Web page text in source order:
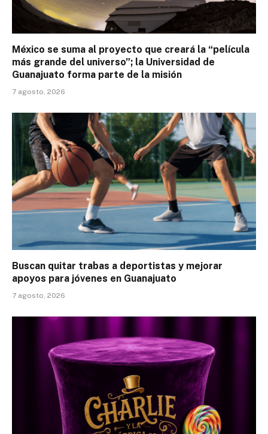
México se suma al proyecto que creará la “película
más grande del universo”; la Universidad de
Guanajuato forma parte de la misión
7 agosto, 2026
Buscan quitar trabas a deportistas y mejorar
apoyos para jóvenes en Guanajuato
7 agosto, 2026